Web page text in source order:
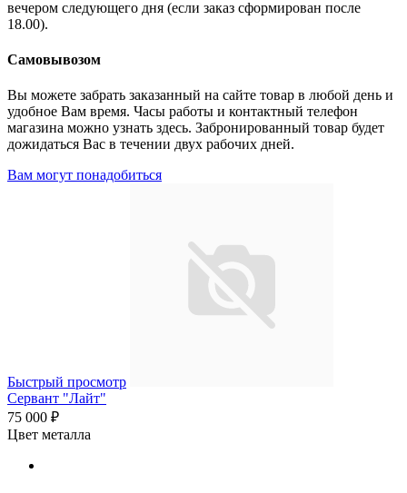
вечером следующего дня (если заказ сформирован после
18.00).
Самовывозом
Вы можете забрать заказанный на сайте товар в любой день и
удобное Вам время. Часы работы и контактный телефон
магазина можно узнать здесь. Забронированный товар будет
дожидаться Вас в течении двух рабочих дней.
Вам могут понадобиться
Быстрый просмотр
Сервант "Лайт"
75 000 ₽
Цвет металла